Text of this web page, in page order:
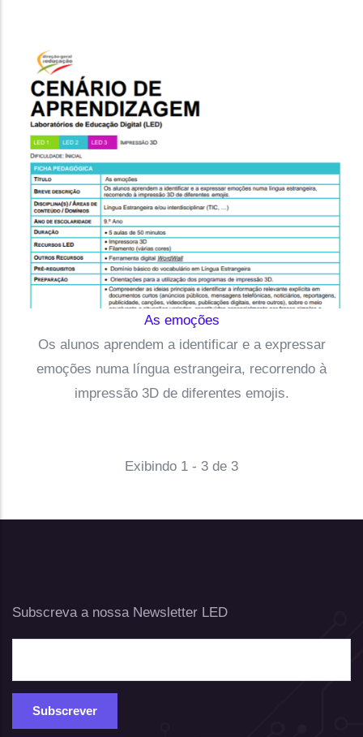
As emoções
Os alunos aprendem a identificar e a expressar
emoções numa língua estrangeira, recorrendo à
impressão 3D de diferentes emojis.
Exibindo 1 - 3 de 3
Subscreva a nossa Newsletter LED